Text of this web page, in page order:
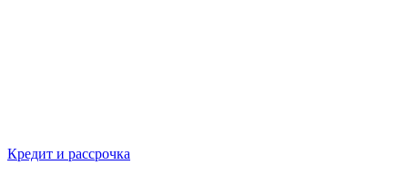
Кредит и рассрочка